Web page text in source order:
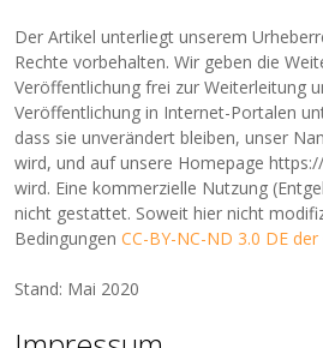
Der Artikel unterliegt unserem
Rechte vorbehalten. Wir geben die
Veröffentlichung frei zur Weiterleitung
Veröffentlichung in Internet-Portalen
dass sie unverändert bleiben, unser
wird, und auf unsere Homepage
wird. Eine kommerzielle Nutzung
nicht gestattet. Soweit hier nicht
BedingungenCC-BY-NC-ND 3.0 DE
Stand: Mai 2020